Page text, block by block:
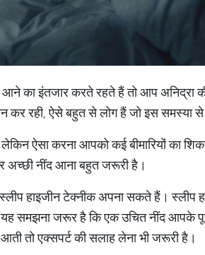
का इंतजार करते रहते हैं तो आप अनिद्रा
कर रही, ऐसे बहुत से लोग हैं जो इस समस्या
ऐसा करना आपको कई बीमारियों का
अच्छी नींद आना बहुत जरूरी है।
हाइजीन टेक्नीक अपना सकते हैं। स्लीप
समझना जरूर है कि एक उचित नींद आपके पूरे
तो एक्सपर्ट की सलाह लेना भी जरूरी है।